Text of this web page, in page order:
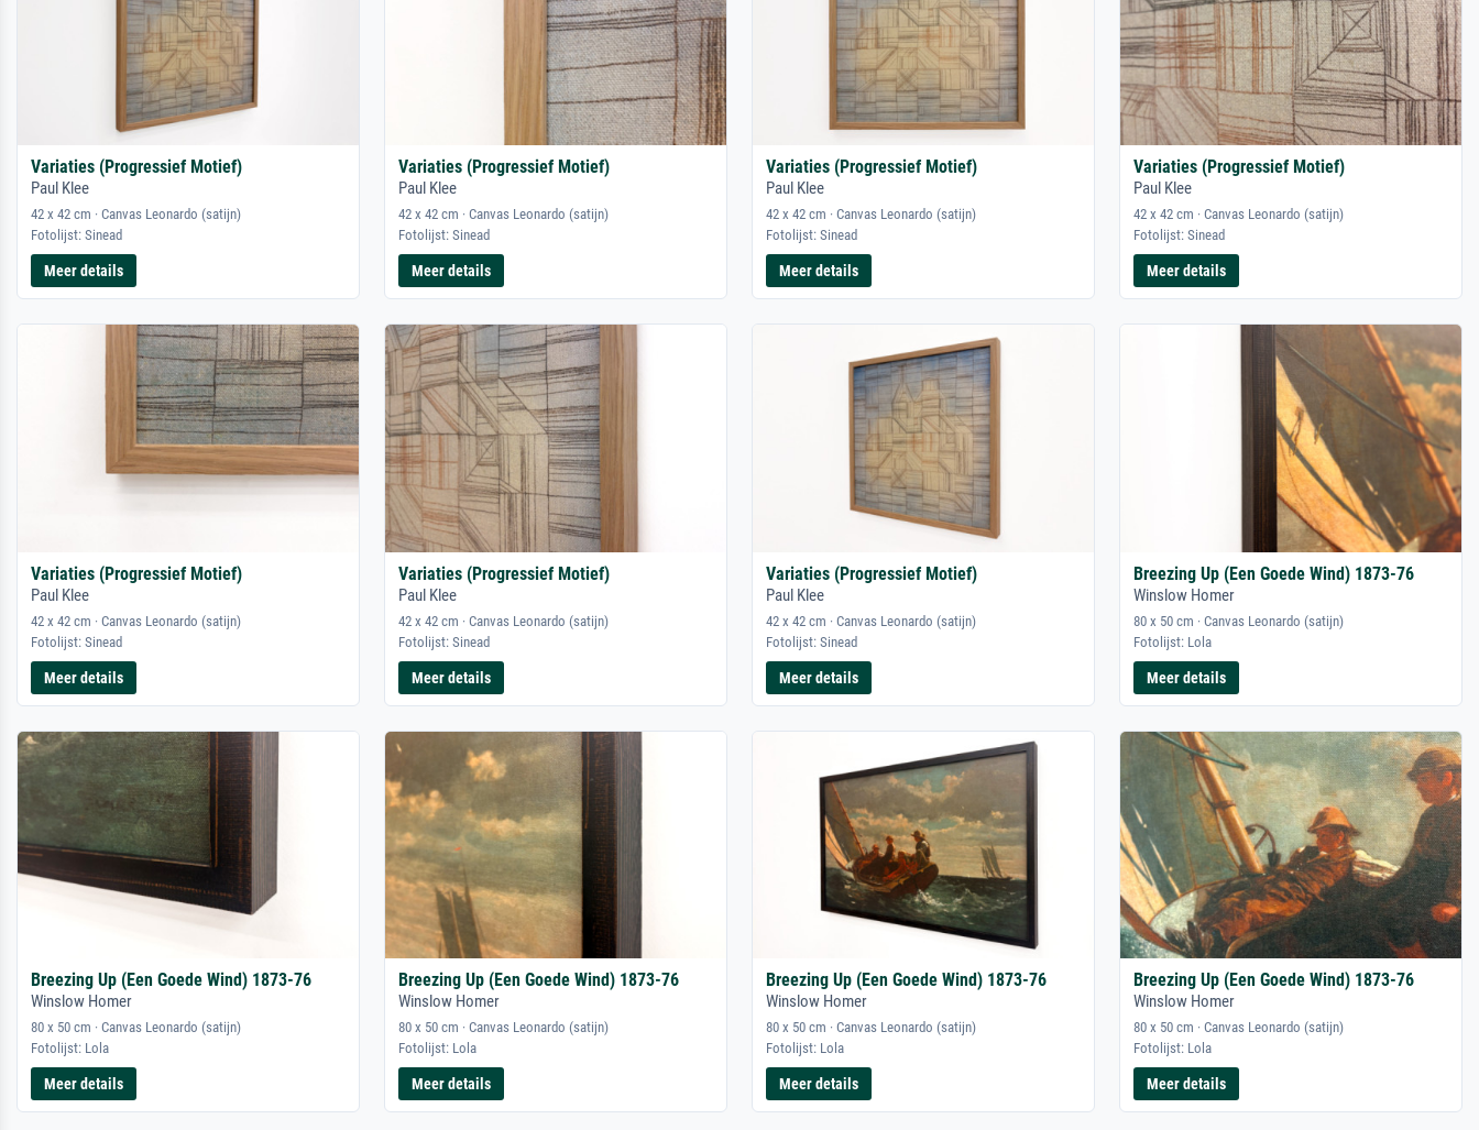
Variaties (Progressief Motief)
Paul Klee
42 x 42 cm · Canvas Leonardo (satijn)
Fotolijst: Sinead
Meer details
Variaties (Progressief Motief)
Paul Klee
42 x 42 cm · Canvas Leonardo (satijn)
Fotolijst: Sinead
Meer details
Variaties (Progressief Motief)
Paul Klee
42 x 42 cm · Canvas Leonardo (satijn)
Fotolijst: Sinead
Meer details
Variaties (Progressief Motief)
Paul Klee
42 x 42 cm · Canvas Leonardo (satijn)
Fotolijst: Sinead
Meer details
Variaties (Progressief Motief)
Paul Klee
42 x 42 cm · Canvas Leonardo (satijn)
Fotolijst: Sinead
Meer details
Variaties (Progressief Motief)
Paul Klee
42 x 42 cm · Canvas Leonardo (satijn)
Fotolijst: Sinead
Meer details
Variaties (Progressief Motief)
Paul Klee
42 x 42 cm · Canvas Leonardo (satijn)
Fotolijst: Sinead
Meer details
Breezing Up (Een Goede Wind) 1873-76
Winslow Homer
80 x 50 cm · Canvas Leonardo (satijn)
Fotolijst: Lola
Meer details
Breezing Up (Een Goede Wind) 1873-76
Winslow Homer
80 x 50 cm · Canvas Leonardo (satijn)
Fotolijst: Lola
Meer details
Breezing Up (Een Goede Wind) 1873-76
Winslow Homer
80 x 50 cm · Canvas Leonardo (satijn)
Fotolijst: Lola
Meer details
Breezing Up (Een Goede Wind) 1873-76
Winslow Homer
80 x 50 cm · Canvas Leonardo (satijn)
Fotolijst: Lola
Meer details
Breezing Up (Een Goede Wind) 1873-76
Winslow Homer
80 x 50 cm · Canvas Leonardo (satijn)
Fotolijst: Lola
Meer details